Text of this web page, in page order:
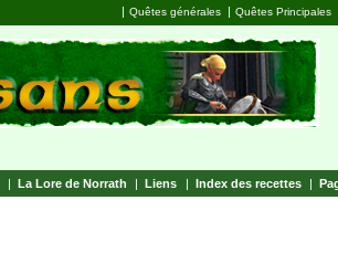
Quêtes générales Quêtes Principales
| La Lore de Norrath | Liens | Index des recettes |